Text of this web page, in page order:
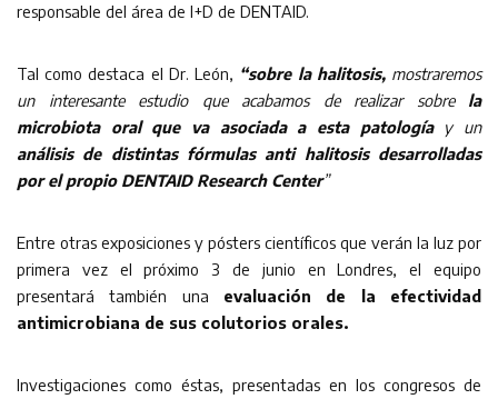
responsable del área de I+D de DENTAID.
Tal como destaca el Dr. León, “sobre la halitosis, mostraremos
un interesante estudio que acabamos de realizar sobre la
microbiota oral que va asociada a esta patología y un
análisis de distintas fórmulas anti halitosis desarrolladas
por el propio DENTAID Research Center”
Entre otras exposiciones y pósters científicos que verán la luz por
primera vez el próximo 3 de junio en Londres, el equipo
presentará también una evaluación de la efectividad
antimicrobiana de sus colutorios orales.
Investigaciones como éstas, presentadas en los congresos de